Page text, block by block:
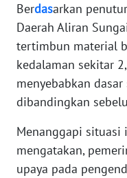
Berdasarkan
Daerah Aliran
tertimbun material
kedalaman sekitar
menyebabkan
dibandingkan
Menanggapi situasi
mengatakan,
upaya pada
WN
PAPUA
WN
PAPUA
BARAT
WN
RIAU